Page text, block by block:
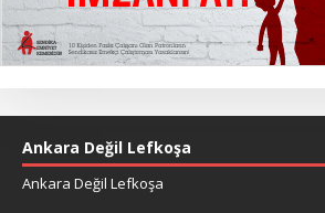
Ankara Değil Lefkoşa
Ankara Değil Lefkoşa